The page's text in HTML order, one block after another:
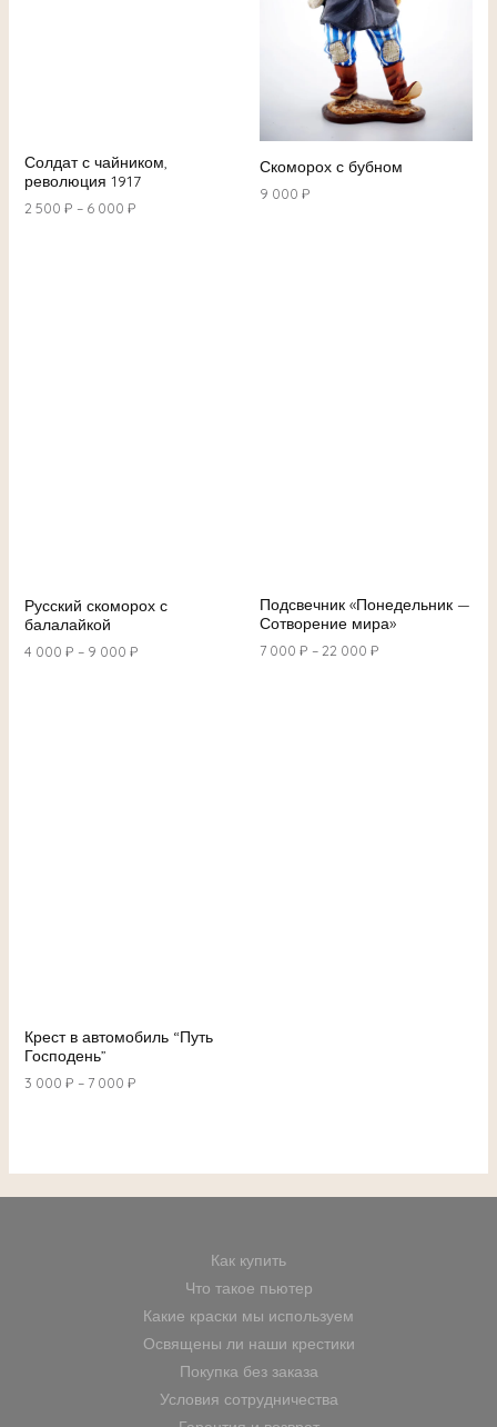
Солдат с чайником,
революция 1917
2 500 ₽ – 6 000 ₽
Скоморох с бубном
9 000 ₽
Русский скоморох с
балалайкой
4 000 ₽ – 9 000 ₽
Подсвечник «Понедельник —
Сотворение мира»
7 000 ₽ –22 000 ₽
Крест в автомобиль “Путь
Господень”
3 000 ₽ – 7 000 ₽
Как купить
Что такое пьютер
Какие краски мы используем
Освящены ли наши крестики
Покупка без заказа
Условия сотрудничества